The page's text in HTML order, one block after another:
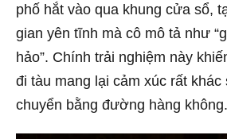
phố hắt vào qua khung cửa sổ,
gian yên tĩnh mà cô mô tả như
hảo”. Chính trải nghiệm này
đi tàu mang lại cảm xúc rất khác
chuyển bằng đường hàng không.